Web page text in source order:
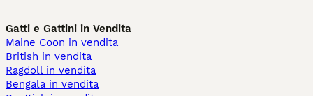
Gatti e Gattini in Vendita
Maine Coon in vendita
British in vendita
Ragdoll in vendita
Bengala in vendita